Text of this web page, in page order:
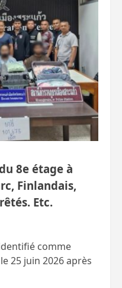
8e étage à
Finlandais,
Etc.
comme
25 juin 2026 après